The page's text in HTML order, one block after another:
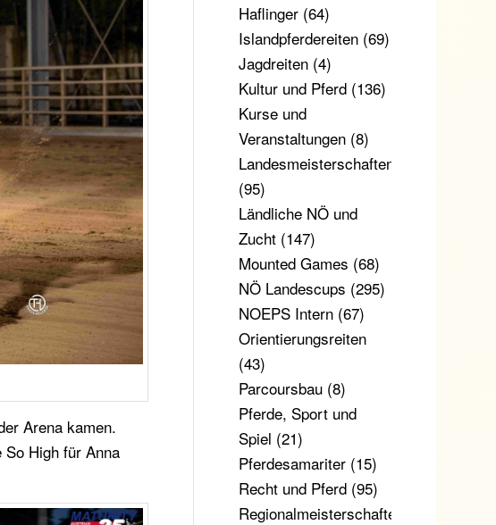
Arena kamen.
High für Anna
Haflinger(64)
Islandpferdereiten(69)
Jagdreiten(4)
Kultur und Pferd(136)
Kurse und
Veranstaltungen(8)
Landesmeisterschaften
(95)
Ländliche NÖ und
Zucht(147)
Mounted Games (68)
NÖ Landescups (295)
NOEPS Intern(67)
Orientierungsreiten
(43)
Parcoursbau(8)
Pferde, Sport und
Spiel (21)
Pferdesamariter(15)
Recht und Pferd(95)
Regionalmeisterschaften